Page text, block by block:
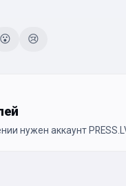
😮 😢
нужен аккаунт